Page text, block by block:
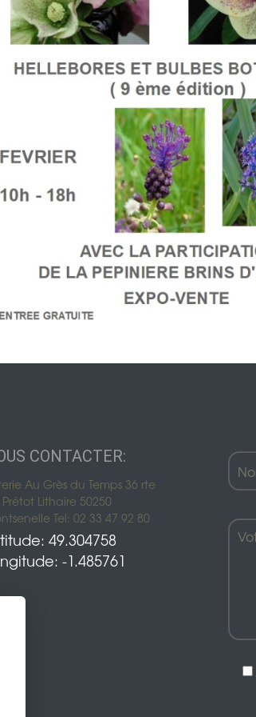
Décoration de jardin
Bordures de jardin
Créez votre mobile
pour animaux
CONTACTER:
Au Grès du Temps 36 rte
Lithaire 50250
Tel: 02 33 47 92 80
49.304758
-1.485761